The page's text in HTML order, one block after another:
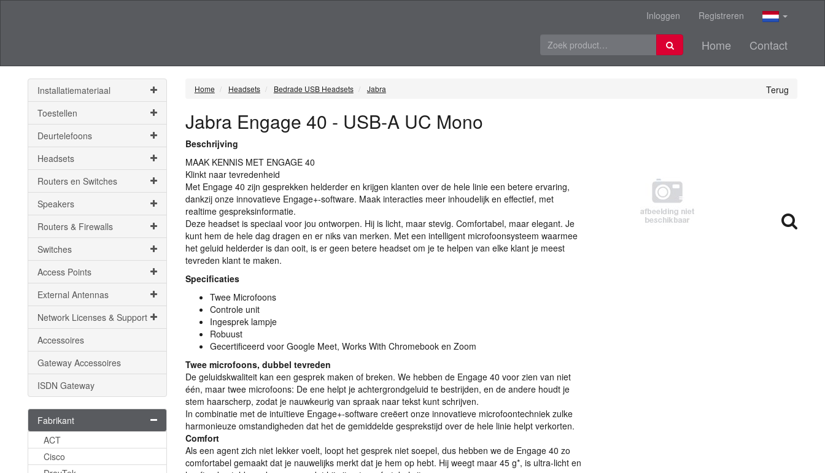
Inloggen Registreren
Home Contact
Installatiemateriaal
Toestellen
Deurtelefoons
Headsets
Routers en Switches
Speakers
Routers & Firewalls
Switches
Access Points
External Antennas
Network Licenses & Support
Accessoires
Gateway Accessoires
ISDN Gateway
Fabrikant
ACT
Cisco
Terug
Home Headsets Bedrade USB Headsets Jabra
Jabra Engage 40 - USB-A UC Mono
Beschrijving
MAAK KENNIS MET ENGAGE40
Klinkt naar tevredenheid
Met Engage 40 zijn gesprekken helderder en krijgen klanten over de hele linie een betere ervaring,
dankzij onze innovatieve Engage+-software. Maak interacties meer inhoudelijk en effectief, met
realtime gespreksinformatie.
Deze headset is speciaal voor jou ontworpen. Hij is licht, maar stevig. Comfortabel, maar elegant. Je
kunt hem de hele dag dragen en er niks van merken. Met een intelligent microfoonsysteem waarmee
het geluid helderder is dan ooit, is er geen betere headset om je te helpen van elke klant je meest
tevreden klant te maken.
Specificaties
Twee Microfoons
Controle unit
Ingesprek lampje
Robuust
Gecertificeerd voor Google Meet, Works With Chromebook en Zoom
Twee microfoons, dubbel tevreden
De geluidskwaliteit kan een gesprek maken of breken. We hebben de Engage 40 voor zien van niet
één, maar twee microfoons: De ene helpt je achtergrondgeluid te bestrijden, en de andere houdt je
stem haarscherp, zodat je nauwkeurig van spraak naar tekst kunt schrijven.
In combinatie met de intuïtieve Engage+-software creëert onze innovatieve microfoontechniek zulke
harmonieuze omstandigheden dat het de gemiddelde gesprekstijd over de hele linie helpt verkorten.
Comfort
Als een agent zich niet lekker voelt, loopt het gesprek niet soepel, dus hebben we de Engage 40 zo
comfortabel gemaakt dat je nauwelijks merkt dat je hem op hebt. Hij weegt maar 45 g*, is ultra-licht en